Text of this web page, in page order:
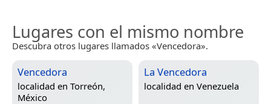
Lugares con el mismo nombre
Descubra otros lugares llamados «Vencedora».
Vencedora
localidad en Torreón,
México
La Vencedora
localidad en Venezuela